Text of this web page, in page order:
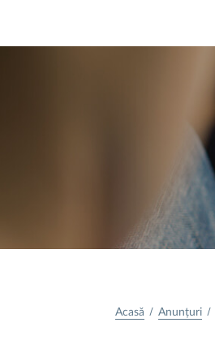
Acasă Anunțuri